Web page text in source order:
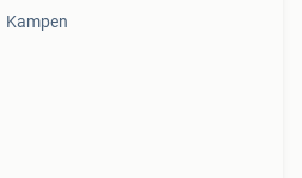
Kampen